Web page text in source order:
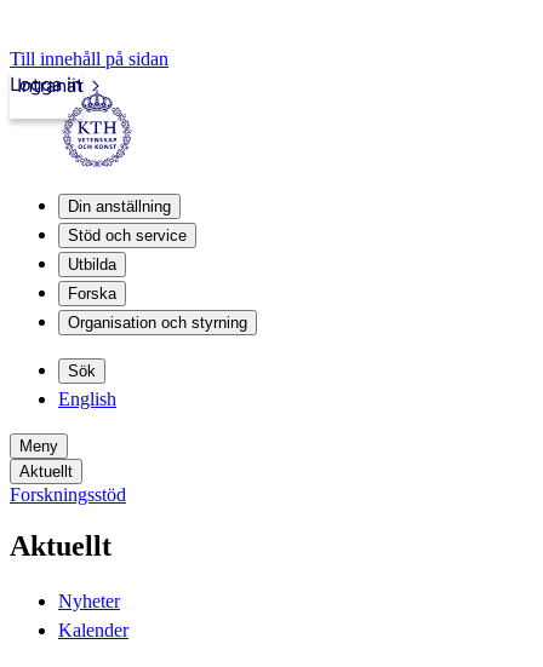
Till innehåll på sidan
Intranät
Logga in
Din anställning
Stöd och service
Utbilda
Forska
Organisation och styrning
Sök
English
Meny
Aktuellt
Forskningsstöd
Aktuellt
Nyheter
Kalender